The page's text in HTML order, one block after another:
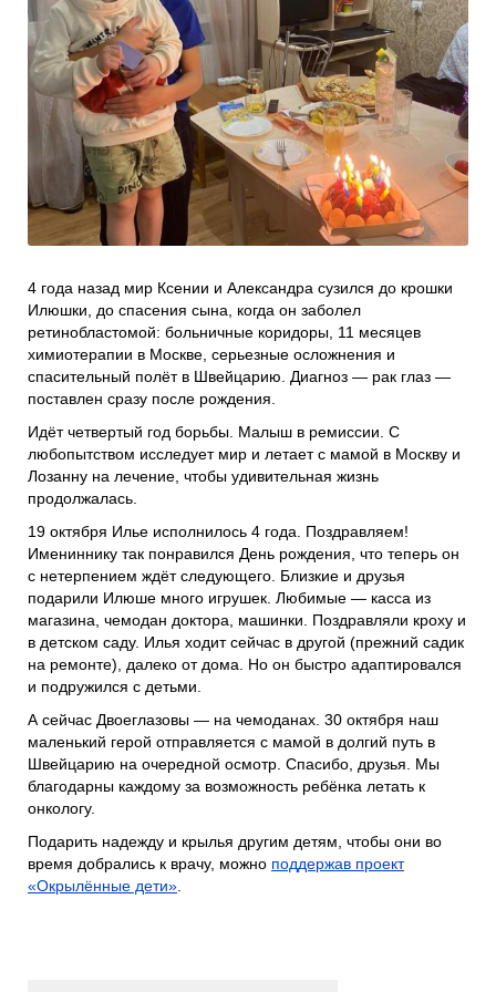
Боксы для пожертвований
Нужна помощь?
Проекты
Программы фонда
Справочник
Медиа
События и люди
Мы в СМИ
Банеры
4 года назад мир Ксении и Александра сузился до крошки
Илюшки, до спасения сына, когда он заболел
ретинобластомой: больничные коридоры, 11 месяцев
химиотерапии в Москве, серьезные осложнения и
спасительный полёт в Швейцарию. Диагноз — рак глаз —
поставлен сразу после рождения.
Идёт четвертый год борьбы. Малыш в ремиссии. С
любопытством исследует мир и летает с мамой в Москву и
Лозанну на лечение, чтобы удивительная жизнь
продолжалась.
19 октября Илье исполнилось 4 года. Поздравляем!
Имениннику так понравился День рождения, что теперь он
с нетерпением ждёт следующего. Близкие и друзья
подарили Илюше много игрушек. Любимые — касса из
магазина, чемодан доктора, машинки. Поздравляли кроху и
в детском саду. Илья ходит сейчас в другой (прежний садик
на ремонте), далеко от дома. Но он быстро адаптировался
и подружился с детьми.
А сейчас Двоеглазовы — на чемоданах. 30 октября наш
маленький герой отправляется с мамой в долгий путь в
Швейцарию на очередной осмотр. Спасибо, друзья. Мы
благодарны каждому за возможность ребёнка летать к
онкологу.
Подарить надежду и крылья другим детям, чтобы они во
время добрались к врачу, можно поддержав проект
«Окрылённые дети»